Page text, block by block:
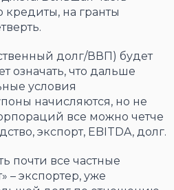
на гранты
долг/ВВП) будет
означать, что дальше
условия
начисляются, но не
все можно четче
экспорт, EBITDA, долг.
почти все частные
– экспортер, уже